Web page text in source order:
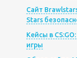
Сайт
Stars
Кейсы в
игры